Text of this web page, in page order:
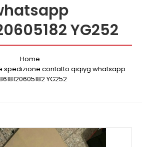
YG252
Home
spedizione contatto qiqiyg whatsapp
YG252